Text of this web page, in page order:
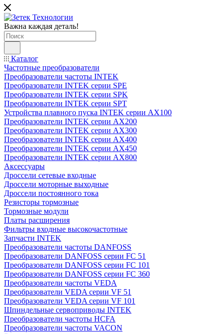
Важна каждая деталь!
Каталог
Частотные преобразователи
Преобразователи частоты INTEK
Преобразователи INTEK серии SPE
Преобразователи INTEK серии SPK
Преобразователи INTEK серии SPT
Устройства плавного пуска INTEK серии AX100
Преобразователи INTEK серии AX200
Преобразователи INTEK серии AX300
Преобразователи INTEK серии AX400
Преобразователи INTEK серии AX450
Преобразователи INTEK серии AX800
Аксессуары
Дроссели сетевые входные
Дроссели моторные выходные
Дроссели постоянного тока
Резисторы тормозные
Тормозные модули
Платы расширения
Фильтры входные высокочастотные
Запчасти INTEK
Преобразователи частоты DANFOSS
Преобразователи DANFOSS серии FC 51
Преобразователи DANFOSS серии FC 101
Преобразователи DANFOSS серии FC 360
Преобразователи частоты VEDA
Преобразователи VEDA серии VF 51
Преобразователи VEDA серии VF 101
Шпиндельные сервоприводы INTEK
Преобразователи частоты HCFA
Преобразователи частоты VACON